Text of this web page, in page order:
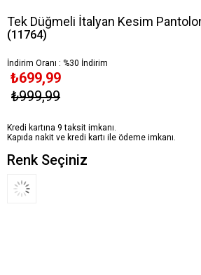
Tek Düğmeli İtalyan Kesim
(11764)
İndirim Oranı : %30 İndirim
₺999,99
₺699,99
Kredi kartına 9 taksit imkanı.
Kapıda nakit ve kredi kartı ile ödeme imkanı.
Renk Seçiniz